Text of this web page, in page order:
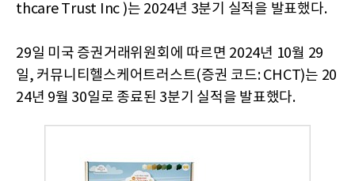
thcare Trust Inc )는 2024년 3분기 실적을 발표했다.
29일 미국 증권거래위원회에 따르면 2024년 10월 29
일, 커뮤니티헬스케어트러스트(증권 코드: CHCT)는 20
24년 9월 30일로 종료된 3분기 실적을 발표했다.